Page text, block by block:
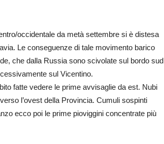
occidentale da metà settembre si è distesa
Le conseguenze di tale movimento barico
che dalla Russia sono scivolate sul bordo sud
sul Vicentino.
fatte vedere le prime avvisaglie da est. Nubi
l’ovest della Provincia. Cumuli sospinti
ecco poi le prime pioviggini concentrate più